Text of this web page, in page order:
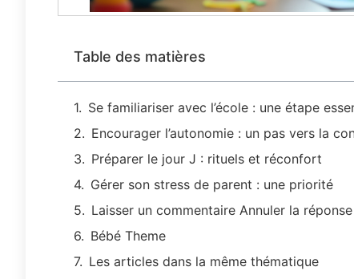
Table des matières
Se familiariser avec l’école : une étape
Encourager l’autonomie : un pas vers la
Préparer le jour J : rituels et réconfort
Gérer son stress de parent : une priorité
Laisser un commentaire Annuler la réponse
Bébé Theme
Les articles dans la même thématique